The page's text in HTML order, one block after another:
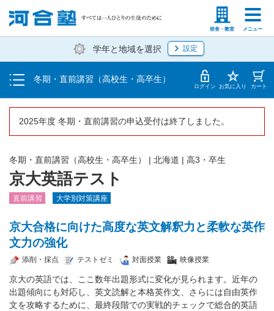
校舎・教室 メニュー
塾生の方 高等学校の先生
学年と地域を選択 設定
冬期・直前講習（高校生・高卒生）
受講料・お申し込み方法
受講開始までの流れ
校舎一覧 ログイン お気に入り カート
2025年度 冬期・直前講習の申込受付は終了しました。
京大英語テスト
冬期・直前講習（高校生・高卒生） | 北海道 | 高3・卒生
直前講習 大学別対策講座
京大合格に向けた高度な英文解釈力と柔軟な英作
文力の強化
添削・採点 テストゼミ 対面授業 映像授業
京大の英語では、ここ数年出題形式に変化が見られます。近年の
出題傾向にも対応し、英文読解と本格英作文、さらには自由英作
文を攻略するために、最終段階での実戦的チェックで総合的英語